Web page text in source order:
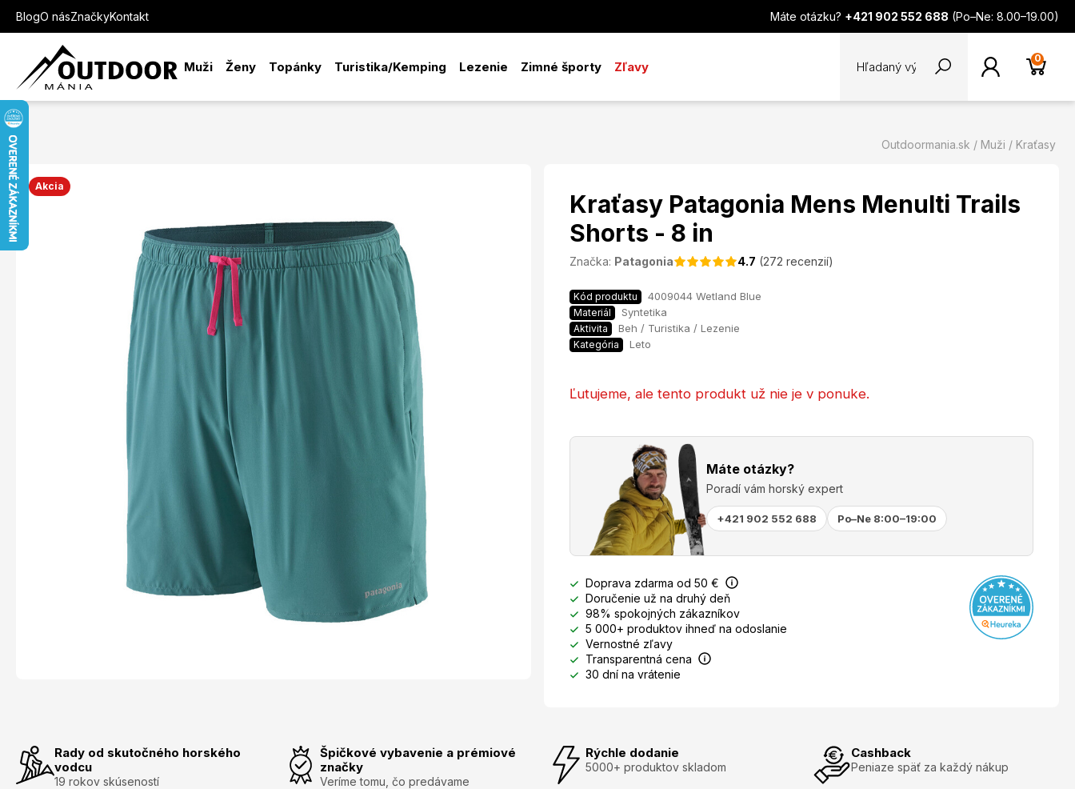
BlogO násZnačkyKontakt Máte otázku? +421 902 552 688 (Po–Ne: 8.00–19.00)
Muži Ženy Topánky Turistika/Kemping Lezenie Zimné športy Zľavy
0
Outdoormania.sk Muži Kraťasy
Akcia
Kraťasy Patagonia Mens Menulti Trails
Shorts - 8 in
Značka: Patagonia 4.7 (272 recenzií)
Kód produktu 4009044 Wetland Blue
Materiál Syntetika
Aktivita Beh / Turistika / Lezenie
Kategória Leto
Ľutujeme, ale tento produkt už nie je v ponuke.
Máte otázky?
Poradí vám horský expert
+421 902 552 688 Po–Ne 8:00–19:00
Doprava zdarma od 50 €
Doručenie už na druhý deň
98% spokojných zákazníkov
5 000+ produktov ihneď na odoslanie
Vernostné zľavy
Transparentná cena
30 dní na vrátenie
Rady od skutočného horského
vodcu
19 rokov skúseností
Špičkové vybavenie a prémiové
značky
Veríme tomu, čo predávame
Rýchle dodanie
5000+ produktov skladom
Cashback
Peniaze späť za každý nákup